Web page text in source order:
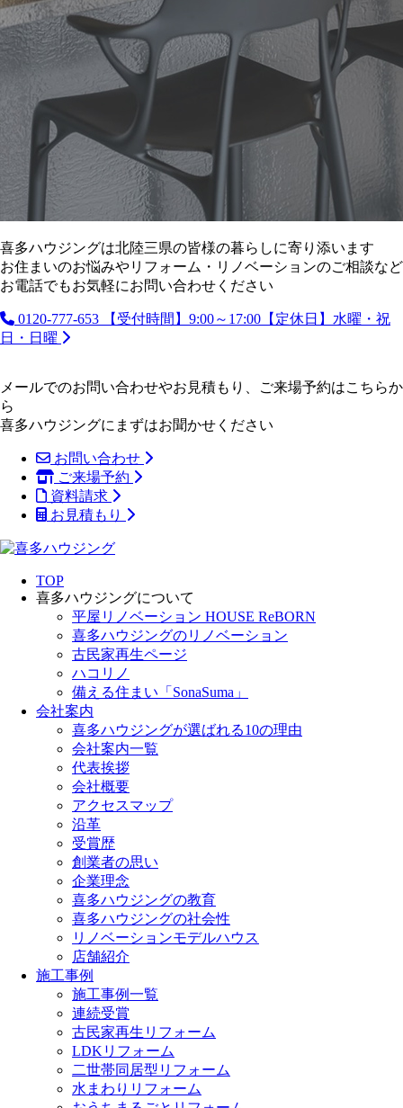
喜多ハウジングは北陸三県の皆様の暮らしに寄り添います
お住まいのお悩みやリフォーム・リノベーションのご相談など
お電話でもお気軽にお問い合わせください
0120-777-653
【受付時間】9:00～17:00【定休日】水曜・祝
日・日曜
メールでのお問い合わせやお見積もり、ご来場予約はこちらか
ら
喜多ハウジングにまずはお聞かせください
お問い合わせ
ご来場予約
資料請求
お見積もり
TOP
喜多ハウジングについて
平屋リノベーション HOUSE ReBORN
喜多ハウジングのリノベーション
古民家再生ページ
ハコリノ
備える住まい「SonaSuma」
会社案内
喜多ハウジングが選ばれる10の理由
会社案内一覧
代表挨拶
会社概要
アクセスマップ
沿革
受賞歴
創業者の思い
企業理念
喜多ハウジングの教育
喜多ハウジングの社会性
リノベーションモデルハウス
店舗紹介
施工事例
施工事例一覧
連続受賞
古民家再生リフォーム
LDKリフォーム
二世帯同居型リフォーム
水まわりリフォーム